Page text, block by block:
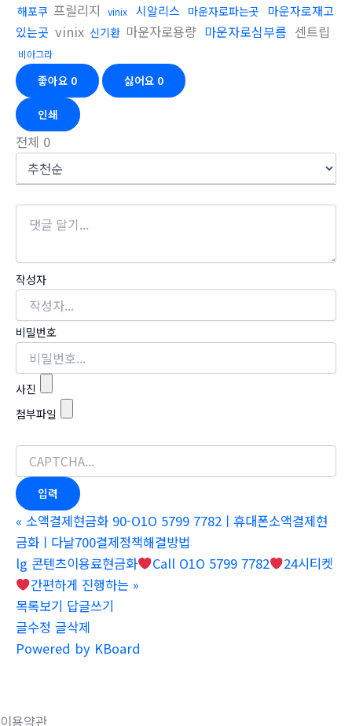
해포쿠 프릴리지 vinix 시알리스 마운자로파는곳
마운자로재고
있는곳 vinix 신기환 마운자로용량 마운자로심부름 센트립
비아그라
좋아요 0 싫어요 0
인쇄
전체 0
작성자
비밀번호
사진
첨부파일
« 소액결제현금화 90-O1O 5799 7782ㅣ휴대폰소액결제현
금화ㅣ다날700결제정책해결방법
lg 콘텐츠이용료현금화
Call O1O 5799 7782
24시티켓
간편하게 진행하는 »
목록보기 답글쓰기
글수정 글삭제
Powered by KBoard
이용약관